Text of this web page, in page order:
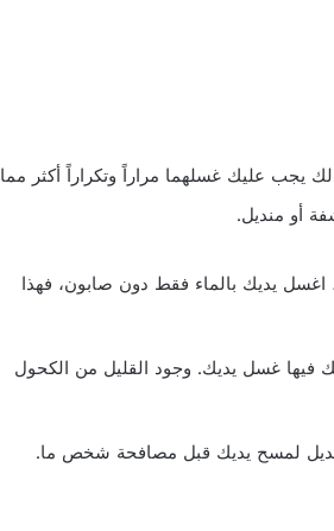
يجب عليك غسلهما مراراً وتكراراً أكثر مما
أو منديل.
اغسل يديك بالماء فقط دون صابون، فهذا
فيها غسل يديك. وجود القليل من الكحول
لمسح يديك قبل مصافحة شخص ما.